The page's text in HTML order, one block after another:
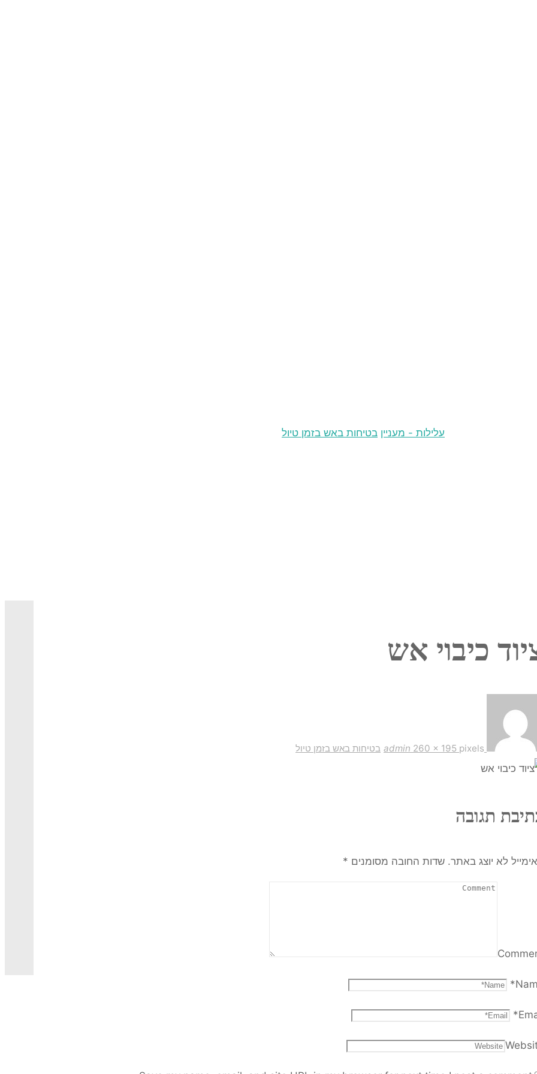
Home
עלילות - מעניין בטיחות באש בזמן טיול
כיבוי אש
admin 260 × 195 pixels בטיחות באש בזמן טיול
תגובה
לא יוצג באתר. שדות החובה מסומנים *
*
*